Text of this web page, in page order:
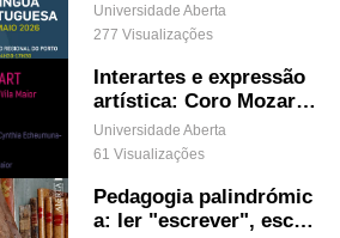
Universidade Aberta
277 Visualizações
Interartes e expressão
artística: Coro Mozart
& Stand Up
Universidade Aberta
61 Visualizações
Pedagogia palindrómic
a: ler "escrever", escre